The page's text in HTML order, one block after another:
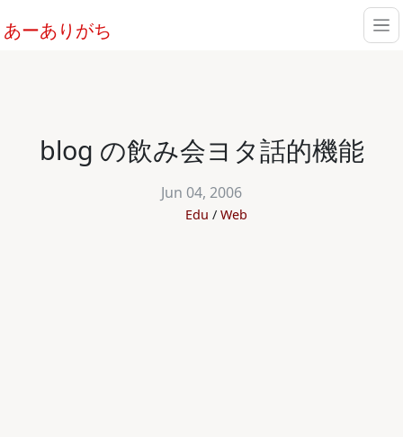
あーありがち
blog の飲み会ヨタ話的機能
Jun 04, 2006
Edu Web